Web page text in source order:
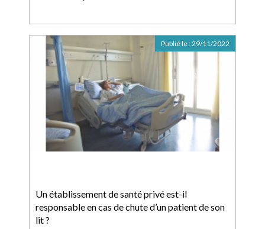
Un établissement de santé privé est-il
responsable en cas de chute d’un patient de son
lit ?
Publié le :29/11/2022